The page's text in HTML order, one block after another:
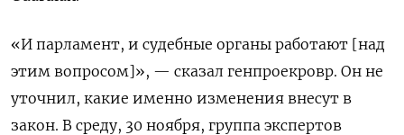
«И парламент, и судебные органы работают [над
этим вопросом]», — сказал генпроекровр. Он не
уточнил, какие именно изменения внесут в
закон. В среду, 30 ноября, группа экспертов